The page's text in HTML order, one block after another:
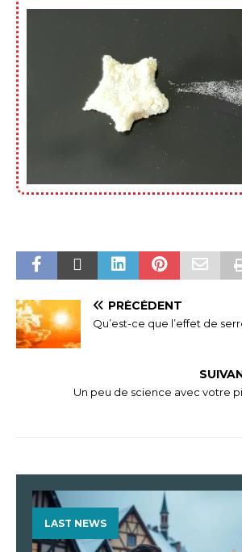
PRÉCÉDENT
Qu’est-ce que l’effet de
Un peu de science avec votre
LAST NEWS